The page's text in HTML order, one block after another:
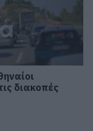
διακοπές